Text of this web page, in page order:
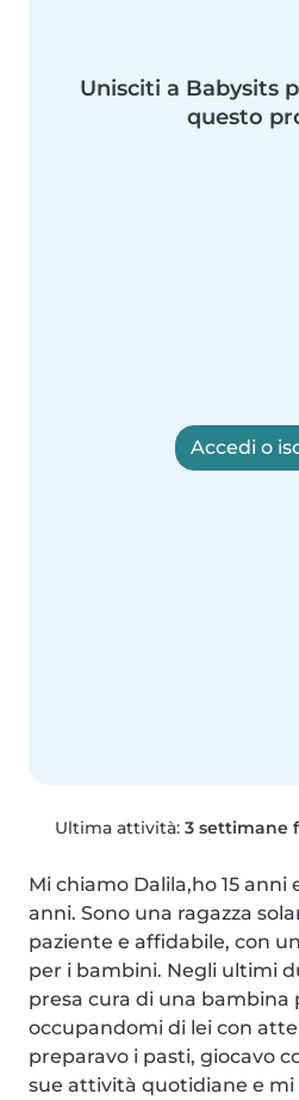
Unisciti a Babysits
questo
Accedi o
Ultima attività: 3 settimane
Mi chiamo Dalila,ho 15 anni
anni. Sono una ragazza
paziente e affidabile, con
per i bambini. Negli ultimi
presa cura di una bambina
occupandomi di lei con
preparavo i pasti, giocavo
sue attività quotidiane e mi